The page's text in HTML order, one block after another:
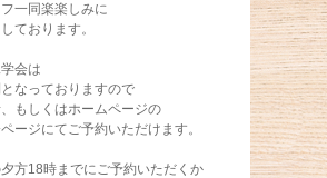
一同楽楽しみに
ております。
会は
なっておりますので
もしくはホームページの
ージにてご予約いただけます。
方18時までにご予約いただくか